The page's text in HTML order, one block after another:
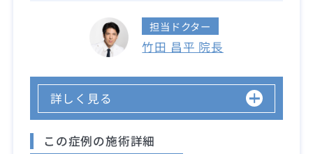
担当ドクター
竹田 昌平 院長
詳しく見る
この症例の施術詳細